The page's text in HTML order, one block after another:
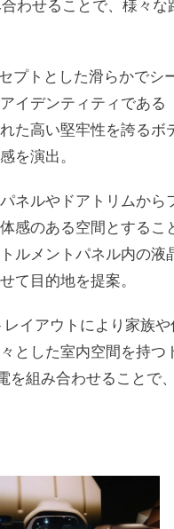
わせることで、様々
プトとした滑らかで
イデンティティであ
た高い堅牢性を誇る
を演出。
ネルやドアトリムか
感のある空間とする
ルメントパネル内の
て目的地を提案。
イアウトにより家族
とした室内空間を持
を組み合わせること